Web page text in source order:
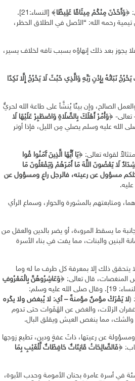
﴿وَأَخَذْنَ مِنْكُمْ مِيثَاقًا غَلِيظًا
﴾ [النساء:21].
رحمه الله: “الأصل في الطلاق الحظر،
يجوز بعد ذلك إنهاؤه بسبب تافه لخلاف يسير،
يَخْرُجُ نَبَاتُهُ بِإِذْنِ رَبِّهِ وَالَّذِي خَبُثَ لَا يَخْرُجُ إِلَّا نَكِدًا
الصالح، وإن بيتًا يُنشَّأ على طاعة الله لحريٌّ
تعالى- ﴿وَأْمُرْ أَهْلَكَ بِالصَّلَاةِ وَاصْطَبِرْ عَلَيْهَا لَا
وكان صلى الله عليه وسلم يصلي مِن الليل، فإذا أوتر
لقوله تعالى: ﴿يَا أَيُّهَا الَّذِينَ آَمَنُوا قُوا
لَا يَعْصُونَ اللَّهَ مَا أَمَرَهُمْ وَيَفْعَلُونَ مَا
مسؤول عن رعيته، فالرجل راعٍ ومسؤول عن
ومتابعتهم بالمشورة والحوار، وسماع الرأي
ما يسقط المروءة، أو يضر بالدين والعقل من
البنين والبنات، مما يفت في بناء الأسرة
يتحقق ذلك إلا بمعرفة كل طرف ما له وما
قال تعالى: ﴿وَعَاشِرُوهُنَّ بِالْمَعْرُوفِ
﴾. [النساء: 19]. وقال صلى الله عليه وسلم:
(لا يَفْرَكْ مؤمنٌ مؤمنةً – أي: لا يُبغض ولا يكْره
الزلاَت، والغض عن الهَفَوات حتى تدوم
مما ينغص العيش ويقلق البال.
عن رعيتها، ذاتَ عفةٍ ودين، تطيع زوجها
﴿فَالصَّالِحَاتُ قَانِتَاتٌ حَافِظَاتٌ لِّلْغَيْبِ بِمَا
في أسرة عامرة بحنان الأمومة وحدب الأبوة،